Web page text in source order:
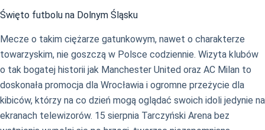
Święto futbolu na Dolnym Śląsku
Mecze o takim ciężarze gatunkowym, nawet o charakterze
towarzyskim, nie goszczą w Polsce codziennie. Wizyta klubów
o tak bogatej historii jak Manchester United oraz AC Milan to
doskonała promocja dla Wrocławia i ogromne przeżycie dla
kibiców, którzy na co dzień mogą oglądać swoich idoli jedynie na
ekranach telewizorów. 15 sierpnia Tarczyński Arena bez